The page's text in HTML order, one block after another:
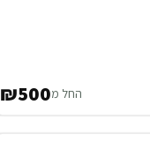
החל מ₪500